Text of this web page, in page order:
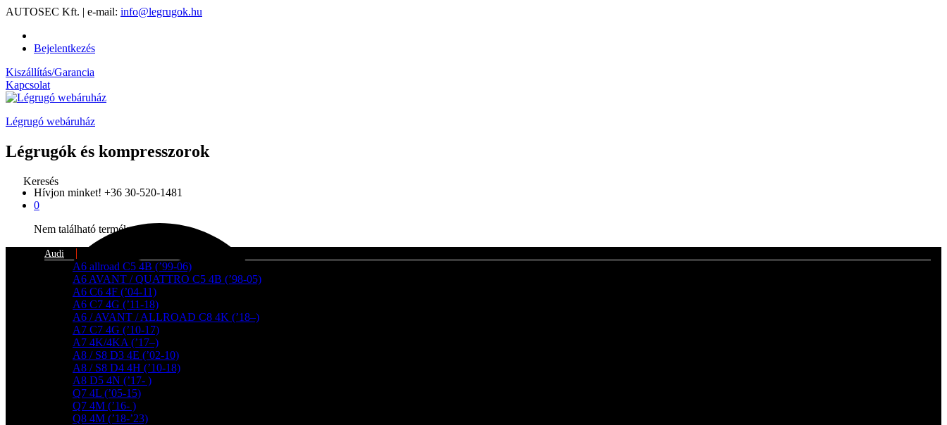
AUTOSEC Kft. | e-mail: info@legrugok.hu
Bejelentkezés
Kiszállítás/Garancia
Kapcsolat
Légrugó webáruház
Légrugók és kompresszorok
Keresés
Hívjon minket! +36 30-520-1481
0
Nem található termék a kosárban.
Audi
A6 allroad C5 4B (’99-06)
A6 AVANT / QUATTRO C5 4B (’98-05)
A6 C6 4F (’04-11)
A6 C7 4G (’11-18)
A6 / AVANT / ALLROAD C8 4K (’18–)
A7 C7 4G (’10-17)
A7 4K/4KA (’17–)
A8 / S8 D3 4E (’02-10)
A8 / S8 D4 4H (’10-18)
A8 D5 4N (’17- )
Q7 4L (’05-15)
Q7 4M (’16- )
Q8 4M (’18-’23)